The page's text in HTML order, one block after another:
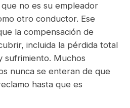
no es su empleador
otro conductor. Ese
la compensación de
incluida la pérdida total
sufrimiento. Muchos
nunca se enteran de que
hasta que es